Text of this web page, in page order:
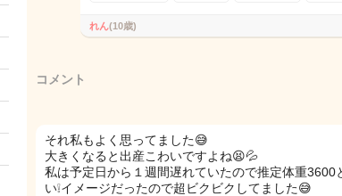
れん(10歳)
コメント
それ私もよく思ってました😅
大きくなると出産こわいですよね😫💦
私は予定日から１週間遅れていたので推定体重3600
い❕イメージだったので超ビクビクしてました😅